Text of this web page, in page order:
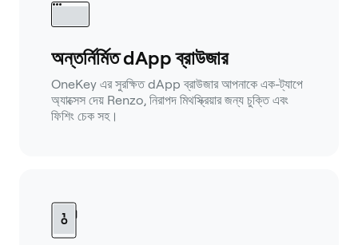
অন্তর্নির্মিত dApp ব্রাউজার
OneKey এর সুরক্ষিত dApp ব্রাউজার আপনাকে এক-ট্যাপে
অ্যাক্সেস দেয় Renzo, নিরাপদ মিথস্ক্রিয়ার জন্য চুক্তি এবং
ফিশিং চেক সহ।